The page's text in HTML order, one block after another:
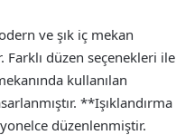
ve şık iç mekan
düzen seçenekleri ile
kullanılan
**Işıklandırma
düzenlenmiştir.